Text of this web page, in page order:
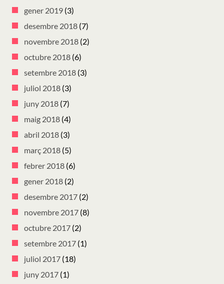
gener 2019 (3)
desembre 2018 (7)
novembre 2018 (2)
octubre 2018 (6)
setembre 2018 (3)
juliol 2018 (3)
juny 2018 (7)
maig 2018 (4)
abril 2018 (3)
març 2018 (5)
febrer 2018 (6)
gener 2018 (2)
desembre 2017 (2)
novembre 2017 (8)
octubre 2017 (2)
setembre 2017 (1)
juliol 2017 (18)
juny 2017 (1)